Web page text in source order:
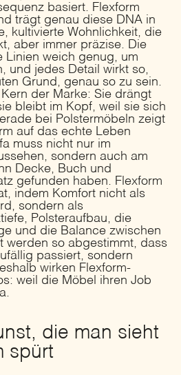
basiert. Flexform
trägt genau diese DNA in
kultivierte Wohnlichkeit, die
aber immer präzise. Die
Linien weich genug, um
und jedes Detail wirkt so,
Grund, genau so zu sein.
der Marke: Sie drängt
bleibt im Kopf, weil sie sich
bei Polstermöbeln zeigt
auf das echte Leben
muss nicht nur im
sondern auch am
Decke, Buch und
gefunden haben. Flexform
indem Komfort nicht als
sondern als
Polsteraufbau, die
und die Balance zwischen
werden so abgestimmt, dass
passiert, sondern
wirken Flexform-
weil die Möbel ihren Job
die man sieht
spürt